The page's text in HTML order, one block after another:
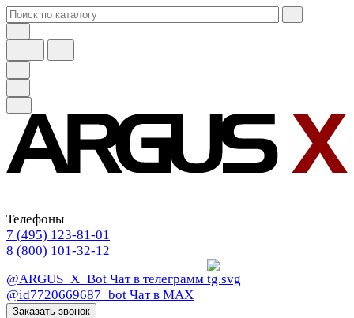
Телефоны
7 (495) 123-81-01
8 (800) 101-32-12
@ARGUS_X_Bot Чат в телеграмм
@id7720669687_bot Чат в МАХ
Заказать звонок